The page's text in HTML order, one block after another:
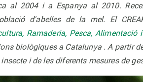
al 2004 i a Espanya al 2010.
d'abelles de la mel. El
Ramaderia, Pesca,
biològiques a Catalunya . A partir
i de les diferents mesures de